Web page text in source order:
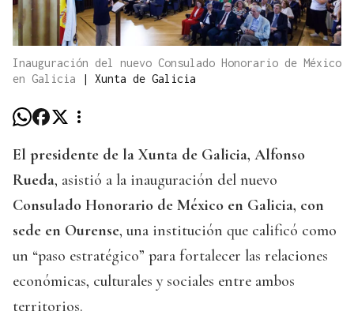
Inauguración del nuevo Consulado Honorario de México
en Galicia
| Xunta de Galicia
El presidente de la Xunta de Galicia, Alfonso
Rueda, asistió a la inauguración del nuevo
Consulado Honorario de México en Galicia, con
sede en Ourense, una institución que calificó como
un “paso estratégico” para fortalecer las relaciones
económicas, culturales y sociales entre ambos
territorios.